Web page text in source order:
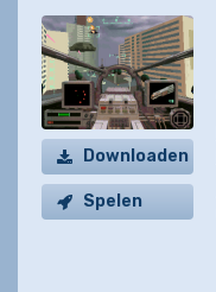
Downloaden
Spelen